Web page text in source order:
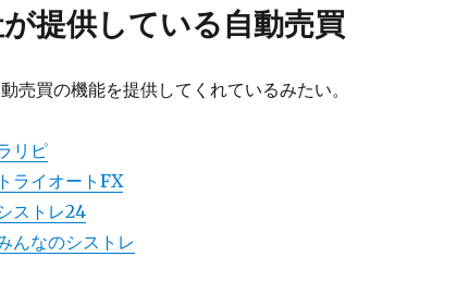
提供している自動売買
売買の機能を提供してくれているみたい。
リピ
ライオートFX
ストレ24
んなのシストレ